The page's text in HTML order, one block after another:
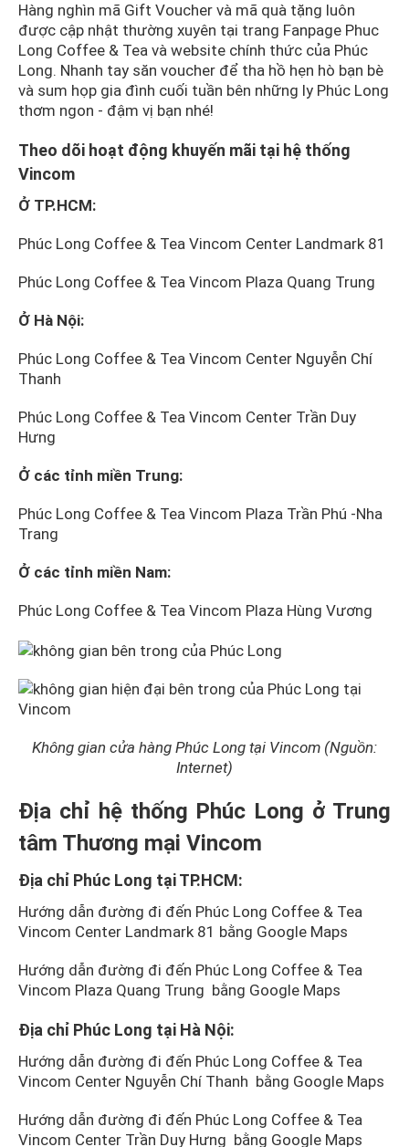
Hàng nghìn mã Gift Voucher và mã quà tặng luôn
được cập nhật thường xuyên tại trang Fanpage Phuc
Long Coffee & Tea và website chính thức của Phúc
Long. Nhanh tay săn voucher để tha hồ hẹn hò bạn bè
và sum họp gia đình cuối tuần bên những ly Phúc Long
thơm ngon - đậm vị bạn nhé!
Theo dõi hoạt động khuyến mãi tại hệ thống
Vincom
Ở TP.HCM:
Phúc Long Coffee & Tea Vincom Center Landmark 81
Phúc Long Coffee & Tea Vincom Plaza Quang Trung
Ở Hà Nội:
Phúc Long Coffee & Tea Vincom Center Nguyễn Chí
Thanh
Phúc Long Coffee & Tea Vincom Center Trần Duy
Hưng
Ở các tỉnh miền Trung:
Phúc Long Coffee & Tea Vincom Plaza Trần Phú -Nha
Trang
Ở các tỉnh miền Nam:
Phúc Long Coffee & Tea Vincom Plaza Hùng Vương
Không gian cửa hàng Phúc Long tại Vincom (Nguồn:
Internet)
Địa chỉ hệ thống Phúc Long ở Trung
tâm Thương mại Vincom
Địa chỉ Phúc Long tại TP.HCM:
Hướng dẫn đường đi đến Phúc Long Coffee & Tea
Vincom Center Landmark 81 bằng Google Maps
Hướng dẫn đường đi đến Phúc Long Coffee & Tea
Vincom Plaza Quang Trung bằng Google Maps
Địa chỉ Phúc Long tại Hà Nội:
Hướng dẫn đường đi đến Phúc Long Coffee & Tea
Vincom Center Nguyễn Chí Thanh bằng Google Maps
Hướng dẫn đường đi đến Phúc Long Coffee & Tea
Vincom Center Trần Duy Hưng bằng Google Maps